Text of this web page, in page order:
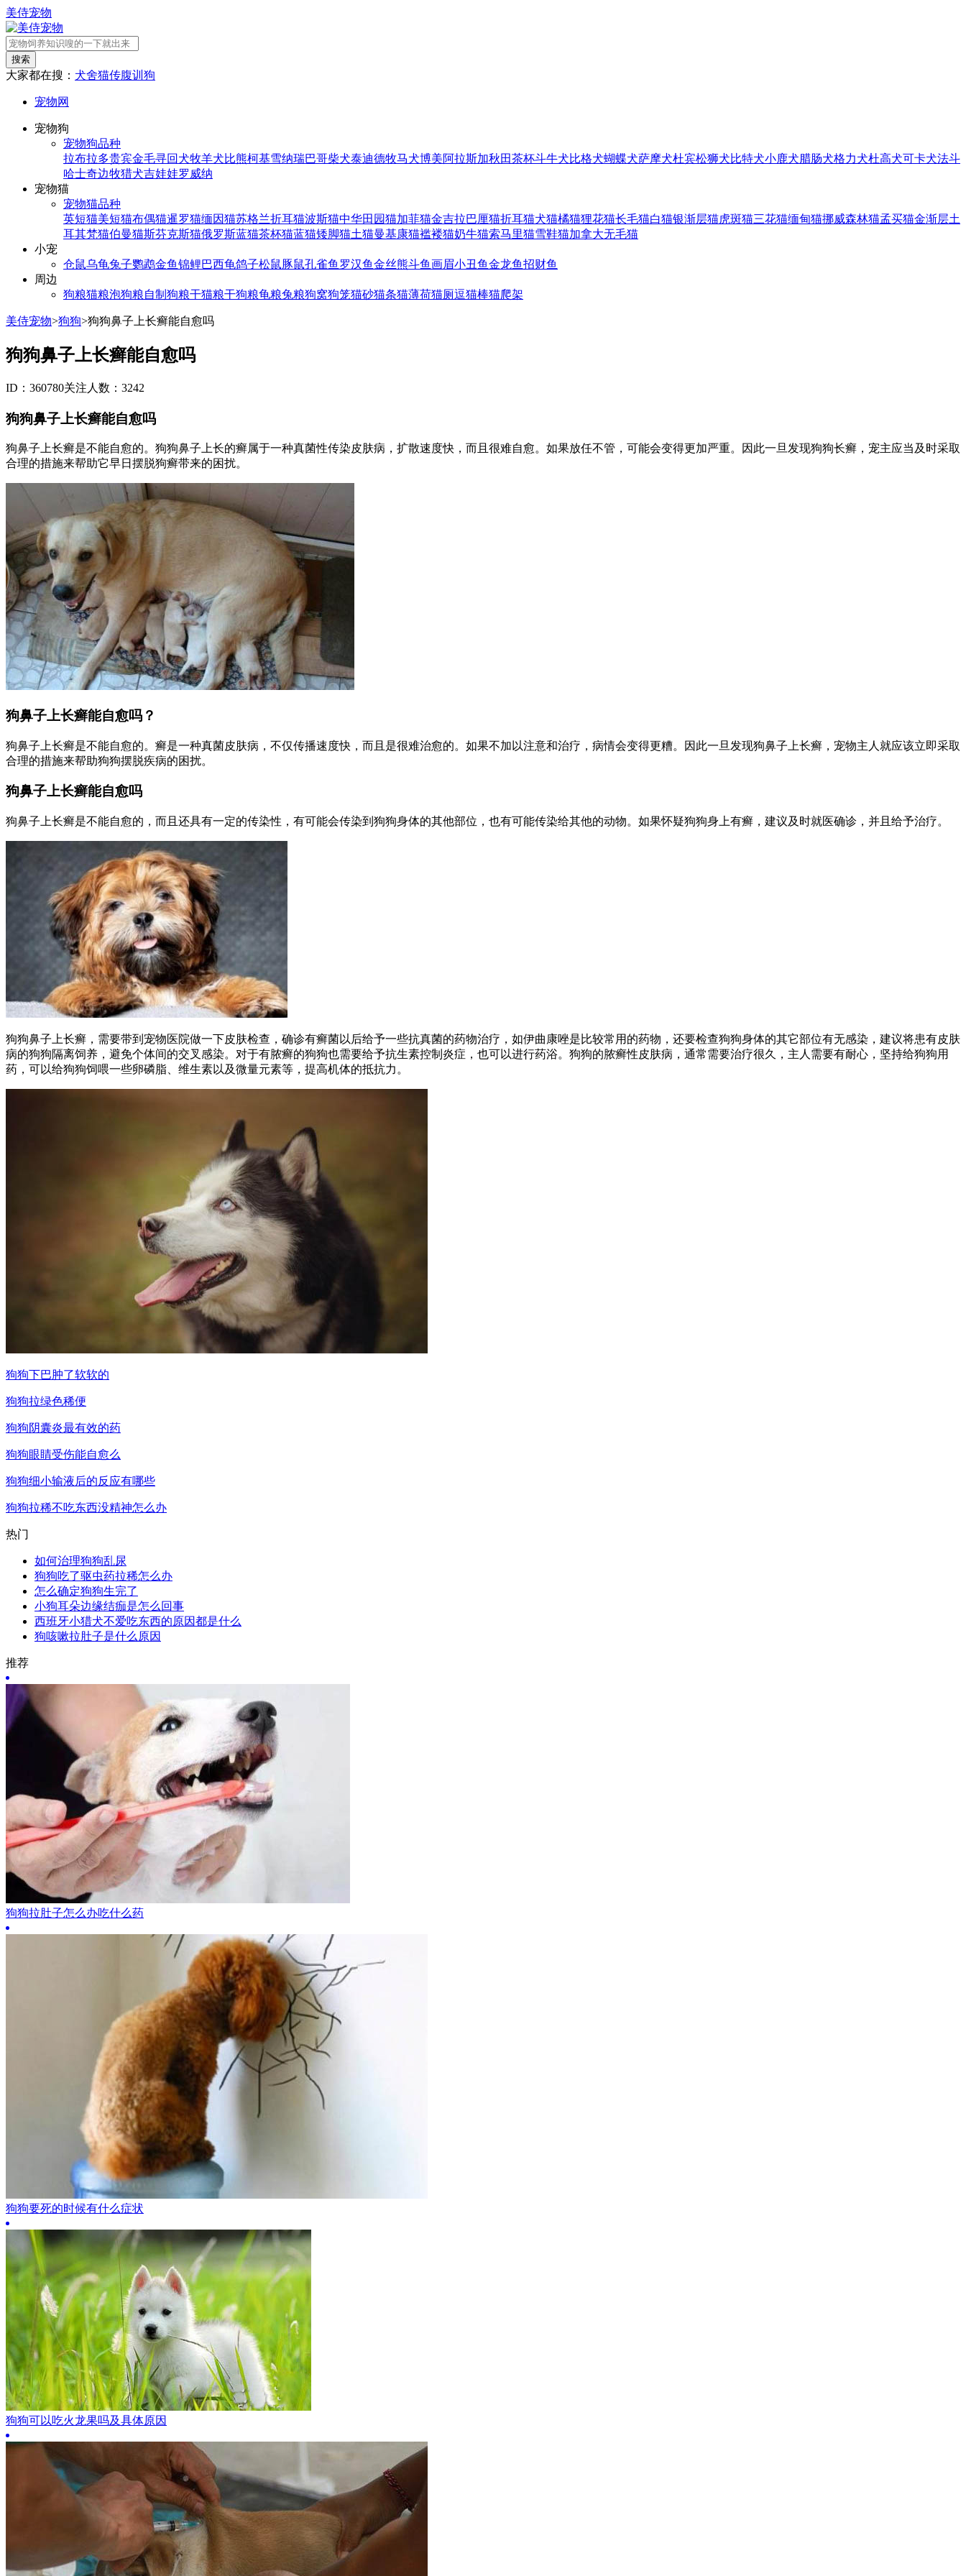
美侍宠物
搜索
大家都在搜： 犬舍猫传腹训狗
宠物网
宠物狗
宠物狗品种
拉布拉多贵宾金毛寻回犬牧羊犬比熊柯基雪纳瑞巴哥柴犬泰迪德牧马犬博美阿拉斯加秋田茶杯斗牛犬比格犬蝴蝶犬萨摩犬杜宾松狮犬比特犬小鹿犬腊肠犬格力犬杜高犬可卡犬法斗
哈士奇边牧猎犬吉娃娃罗威纳
宠物猫
宠物猫品种
英短猫美短猫布偶猫暹罗猫缅因猫苏格兰折耳猫波斯猫中华田园猫加菲猫金吉拉巴厘猫折耳猫犬猫橘猫狸花猫长毛猫白猫银渐层猫虎斑猫三花猫缅甸猫挪威森林猫孟买猫金渐层土
耳其梵猫伯曼猫斯芬克斯猫俄罗斯蓝猫茶杯猫蓝猫矮脚猫土猫曼基康猫褴褛猫奶牛猫索马里猫雪鞋猫加拿大无毛猫
小宠
仓鼠乌龟兔子鹦鹉金鱼锦鲤巴西龟鸽子松鼠豚鼠孔雀鱼 罗汉鱼金丝熊斗鱼画眉小丑鱼金龙鱼招财鱼
周边
狗粮猫粮泡狗粮自制狗粮干猫粮干狗粮龟粮兔粮狗窝狗笼猫砂猫条猫薄荷猫厕逗猫棒猫爬架
美侍宠物>狗狗>狗狗鼻子上长癣能自愈吗
狗狗鼻子上长癣能自愈吗
ID：360780关注人数：3242
狗狗鼻子上长癣能自愈吗
狗鼻子上长癣是不能自愈的。狗狗鼻子上长的癣属于一种真菌性传染皮肤病，扩散速度快，而且很难自愈。如果放任不管，可能会变得更加严重。因此一旦发现狗狗长癣，宠主应当及时采取
合理的措施来帮助它早日摆脱狗癣带来的困扰。
狗鼻子上长癣能自愈吗？
狗鼻子上长癣是不能自愈的。癣是一种真菌皮肤病，不仅传播速度快，而且是很难治愈的。如果不加以注意和治疗，病情会变得更糟。因此一旦发现狗鼻子上长癣，宠物主人就应该立即采取
合理的措施来帮助狗狗摆脱疾病的困扰。
狗鼻子上长癣能自愈吗
狗鼻子上长癣是不能自愈的，而且还具有一定的传染性，有可能会传染到狗狗身体的其他部位，也有可能传染给其他的动物。如果怀疑狗狗身上有癣，建议及时就医确诊，并且给予治疗。
狗狗鼻子上长癣，需要带到宠物医院做一下皮肤检查，确诊有癣菌以后给予一些抗真菌的药物治疗，如伊曲康唑是比较常用的药物，还要检查狗狗身体的其它部位有无感染，建议将患有皮肤
病的狗狗隔离饲养，避免个体间的交叉感染。对于有脓癣的狗狗也需要给予抗生素控制炎症，也可以进行药浴。狗狗的脓癣性皮肤病，通常需要治疗很久，主人需要有耐心，坚持给狗狗用
药，可以给狗狗饲喂一些卵磷脂、维生素以及微量元素等，提高机体的抵抗力。
狗狗下巴肿了软软的
狗狗拉绿色稀便
狗狗阴囊炎最有效的药
狗狗眼睛受伤能自愈么
狗狗细小输液后的反应有哪些
狗狗拉稀不吃东西没精神怎么办
热门
如何治理狗狗乱尿
狗狗吃了驱虫药拉稀怎么办
怎么确定狗狗生完了
小狗耳朵边缘结痂是怎么回事
西班牙小猎犬不爱吃东西的原因都是什么
狗咳嗽拉肚子是什么原因
推荐
狗狗拉肚子怎么办吃什么药
狗狗要死的时候有什么症状
狗狗可以吃火龙果吗及具体原因